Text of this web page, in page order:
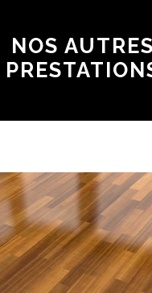
NOS AUTRES